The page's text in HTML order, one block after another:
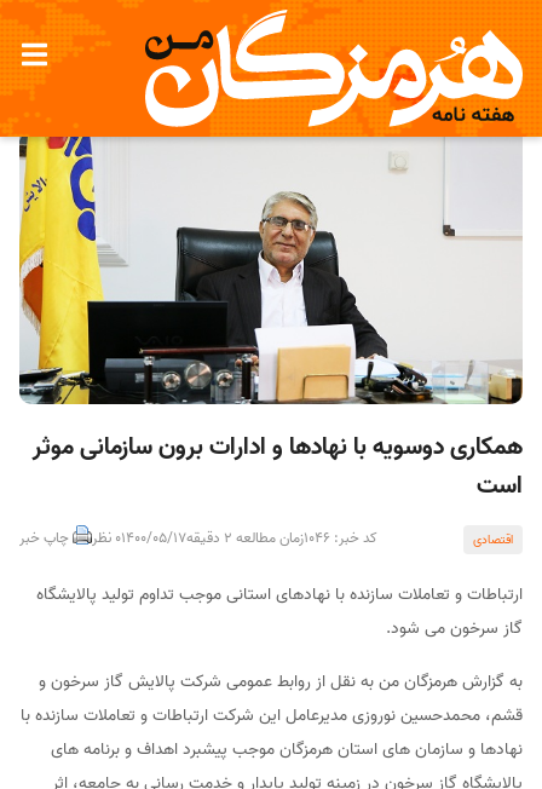
همکاری دوسویه با نهادها و ادارات برون سازمانی موثر
است
اقتصادی کد خبر: 1046 زمان مطالعه 2 دقیقه 1400/05/170 نظر چاپ خبر
ارتباطات و تعاملات سازنده با نهادهای استانی موجب تداوم تولید پالایشگاه
گاز سرخون می شود.
به گزارش هرمزگان من به نقل از روابط عمومی شرکت پالایش گاز سرخون و
قشم، محمدحسین نوروزی مدیرعامل این شرکت ارتباطات و تعاملات سازنده با
نهادها و سازمان های استان هرمزگان موجب پیشبرد اهداف و برنامه های